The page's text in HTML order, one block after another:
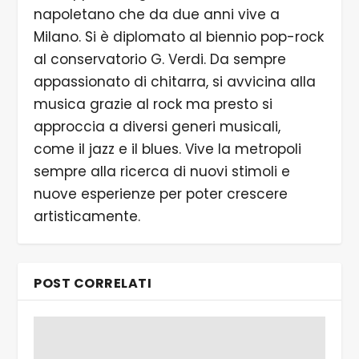
napoletano che da due anni vive a
Milano. Si è diplomato al biennio pop-rock
al conservatorio G. Verdi. Da sempre
appassionato di chitarra, si avvicina alla
musica grazie al rock ma presto si
approccia a diversi generi musicali,
come il jazz e il blues. Vive la metropoli
sempre alla ricerca di nuovi stimoli e
nuove esperienze per poter crescere
artisticamente.
POST CORRELATI